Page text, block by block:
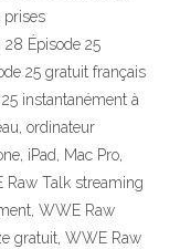
prises
Épisode 25
25 gratuit français
instantanément à
ordinateur
iPad, Mac Pro,
Raw Talk streaming
WWE Raw
gratuit, WWE Raw